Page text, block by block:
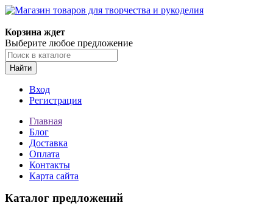
Корзина ждет
Выберите любое предложение
Найти
Вход
Регистрация
Главная
Блог
Доставка
Оплата
Контакты
Карта сайта
Каталог предложений